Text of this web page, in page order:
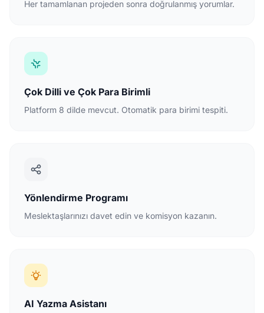
Her tamamlanan projeden sonra doğrulanmış yorumlar.
Çok Dilli ve Çok Para Birimli
Platform 8 dilde mevcut. Otomatik para birimi tespiti.
Yönlendirme Programı
Meslektaşlarınızı davet edin ve komisyon kazanın.
AI Yazma Asistanı